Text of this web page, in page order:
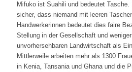
Mifuko ist Suahili und bedeutet
sicher, dass niemand mit leeren
Handwerkerinnen bedeutet dies faire
Stellung in der Gesellschaft und
unvorhersehbaren Landwirtschaft als
Mittlerweile arbeiten mehr als 1300
in Kenia, Tansania und Ghana und die